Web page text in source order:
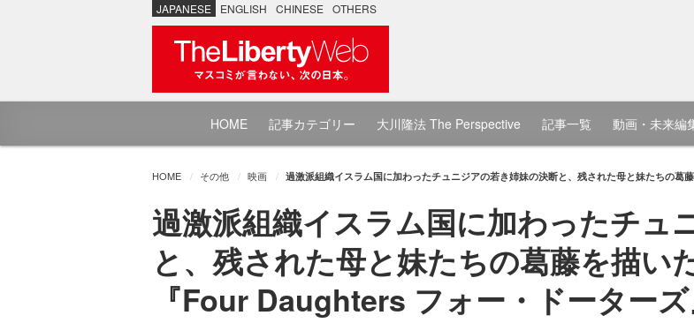
JAPANESE ENGLISH CHINESE OTHERS
HOME 記事カテゴリー 大川隆法 The Perspective 記事一覧 動画・未来編
HOME その他 映画 過激派組織イスラム国に加わったチュニジアの若き姉妹の決断と、残された母と妹たちの
過激派組織イスラム国に加わったチュ
と、残された母と妹たちの葛藤を描い
『Four Daughters フォー・ドーターズ